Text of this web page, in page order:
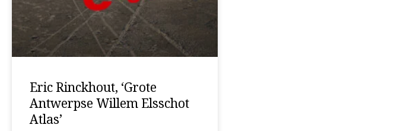
Eric Rinckhout, ‘Grote
Antwerpse Willem Elsschot
Atlas’